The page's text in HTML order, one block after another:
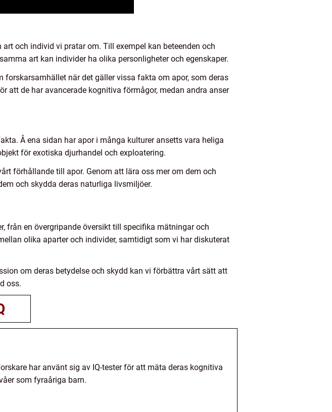
och individ vi pratar om. Till exempel kan beteenden och
art kan individer ha olika personligheter och egenskaper.
när det gäller vissa fakta om apor, som deras
att de har avancerade kognitiva förmågor, medan andra anser
Å ena sidan har apor i många kulturer ansetts vara heliga
för exotiska djurhandel och exploatering.
förhållande till apor. Genom att lära oss mer om dem och
och skydda deras naturliga livsmiljöer.
från en övergripande översikt till specifika mätningar och
olika aparter och individer, samtidigt som vi har diskuterat
om deras betydelse och skydd kan vi förbättra vårt sätt att
oss.
har använt sig av IQ-tester för att mäta deras kognitiva
som fyraåriga barn.